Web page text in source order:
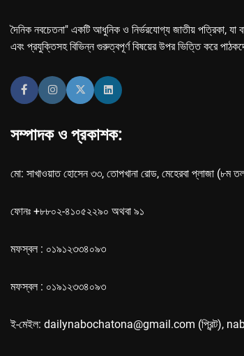
দৈনিক নবচেতনা" একটি আধুনিক ও নির্ভরযোগ্য জাতীয় পত্রিকা, যা
এবং প্রযুক্তিসহ বিভিন্ন গুরুত্বপূর্ণ বিষয়ের উপর ভিত্তি করে
সম্পাদক ও প্রকাশক:
মো: সাখাওয়াত হোসেন ৩৩, তোপখানা রোড, মেহেরবা প্লাজা (৮ম
ফোনঃ +৮৮০২-৪১০৫২২৯০ অথবা ৯১
মফস্বল : ০১৯১২৩৩৪০৯৩
মফস্বল : ০১৯১২৩৩৪০৯৩
ই-মেইল: dailynabochatona@gmail.com (প্রিন্ট),